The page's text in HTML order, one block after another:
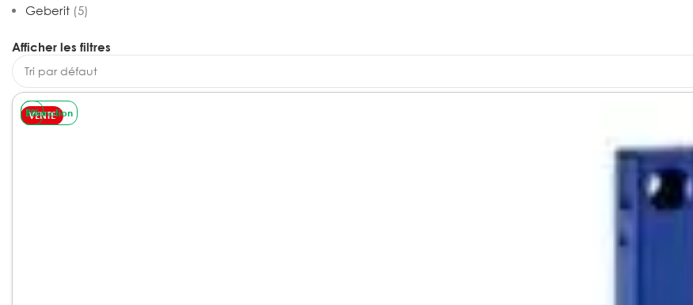
Geberit (5)
Afficher les filtres
Promotion
5%
VENTE